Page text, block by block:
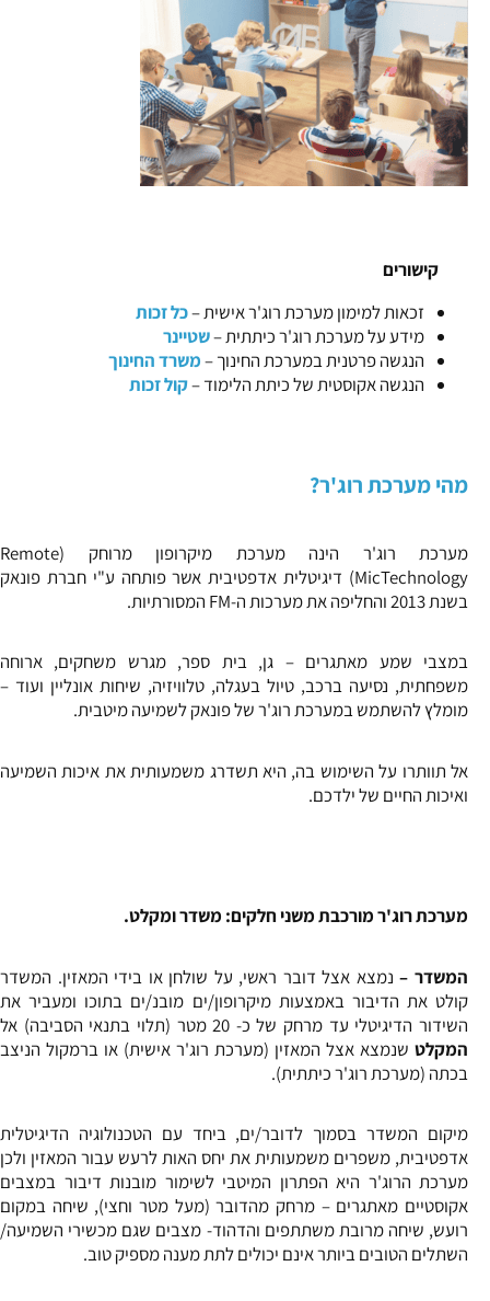
קישורים
זכאות למימון מערכת רוג'ר אישית –כל זכות
מידע על מערכת רוג'ר כיתתית –שטיינר
הנגשה פרטנית במערכת החינוך –משרד החינוך
הנגשה אקוסטית של כיתת הלימוד –קול זכות
מהי מערכת רוג'ר?
מערכת רוג'ר הינה מערכת מיקרופון מרוחק (Remote
MicTechnology) דיגיטלית אדפטיבית אשר פותחה ע"י חברת פונאק
בשנת 2013 והחליפה את מערכות ה-FM המסורתיות.
במצבי שמע מאתגרים – גן, בית ספר, מגרש משחקים, ארוחה
משפחתית, נסיעה ברכב, טיול בעגלה, טלוויזיה, שיחות אונליין ועוד –
מומלץ להשתמש במערכת רוג'ר של פונאק לשמיעה מיטבית.
אל תוותרו על השימוש בה, היא תשדרג משמעותית את איכות השמיעה
ואיכות החיים של ילדכם.
מערכת רוג'ר מורכבת משני חלקים:משדר ומקלט.
המשדר – נמצא אצל דובר ראשי, על שולחן או בידי המאזין. המשדר
קולט את הדיבור באמצעות מיקרופון/ים מובנ/ים בתוכו ומעביר את
השידור הדיגיטלי עד מרחק של כ- 20 מטר (תלוי בתנאי הסביבה) אל
המקלטשנמצא אצל המאזין (מערכת רוג'ר אישית) או ברמקול הניצב
בכתה (מערכת רוג'ר כיתתית).
מיקום המשדר בסמוך לדובר/ים, ביחד עם הטכנולוגיה הדיגיטלית
אדפטיבית, משפרים משמעותית את יחס האות לרעש עבור המאזין ולכן
מערכת הרוג'ר היא הפתרון המיטבי לשימור מובנות דיבור במצבים
אקוסטיים מאתגרים – מרחק מהדובר (מעל מטר וחצי), שיחה במקום
רועש, שיחה מרובת משתתפים והדהוד- מצבים שגם מכשירי השמיעה/
השתלים הטובים ביותר אינם יכולים לתת מענה מספיק טוב.